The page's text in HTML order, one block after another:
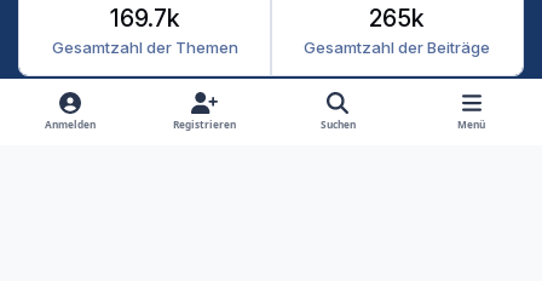
Gesamtzahl der Themen
169.7k
Gesamtzahl der Beiträge
265k
Heller Modus
Dunkler Modus
Systemeinstellung
Anmelden Registrieren Suchen Menü